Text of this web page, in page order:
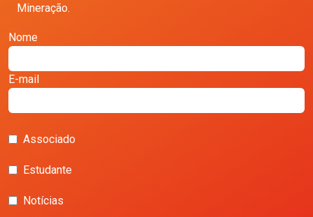
Mineração.
Nome
E-mail
Associado
Estudante
Notícias